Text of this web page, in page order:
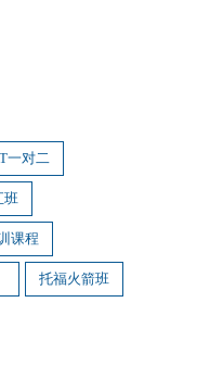
一对二
班
课程
托福火箭班